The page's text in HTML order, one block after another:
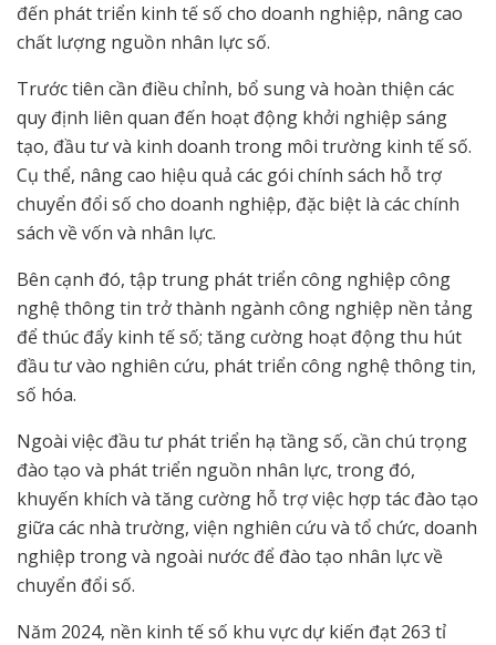
đến phát triển kinh tế số cho doanh nghiệp, nâng cao
chất lượng nguồn nhân lực số.
Trước tiên cần điều chỉnh, bổ sung và hoàn thiện các
quy định liên quan đến hoạt động khởi nghiệp sáng
tạo, đầu tư và kinh doanh trong môi trường kinh tế số.
Cụ thể, nâng cao hiệu quả các gói chính sách hỗ trợ
chuyển đổi số cho doanh nghiệp, đặc biệt là các chính
sách về vốn và nhân lực.
Bên cạnh đó, tập trung phát triển công nghiệp công
nghệ thông tin trở thành ngành công nghiệp nền tảng
để thúc đẩy kinh tế số; tăng cường hoạt động thu hút
đầu tư vào nghiên cứu, phát triển công nghệ thông tin,
số hóa.
Ngoài việc đầu tư phát triển hạ tầng số, cần chú trọng
đào tạo và phát triển nguồn nhân lực, trong đó,
khuyến khích và tăng cường hỗ trợ việc hợp tác đào tạo
giữa các nhà trường, viện nghiên cứu và tổ chức, doanh
nghiệp trong và ngoài nước để đào tạo nhân lực về
chuyển đổi số.
Năm 2024, nền kinh tế số khu vực dự kiến đạt 263 tỉ